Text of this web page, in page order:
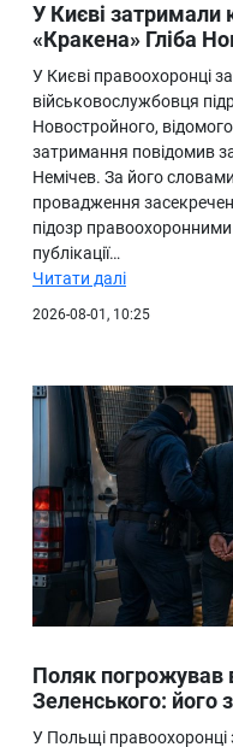
Ukraine
Про нас
У Києві затримали
«Кракена» Гліба
У Києві правоохоронці
військовослужбовця
Новостройного,
затримання повідомив
Немічев. За його
провадження
підозр
публікації…
Читати далі
2026-08-01, 10:25
Поляк погрожував
Зеленського: його
У Польщі правоохоронці